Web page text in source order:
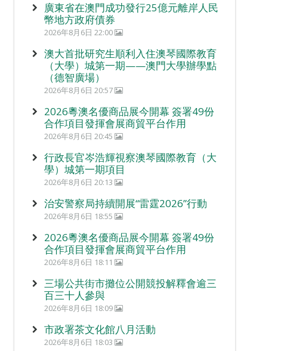
廣東省在澳門成功發行25億元離岸人民
幣地方政府債券
2026年8月6日 22:00
澳大首批研究生順利入住澳琴國際教育
（大學）城第一期——澳門大學辦學點
（德智廣場）
2026年8月6日 20:57
2026粵澳名優商品展今開幕 簽署49份
合作項目發揮會展商貿平台作用
2026年8月6日 20:45
行政長官岑浩輝視察澳琴國際教育（大
學）城第一期項目
2026年8月6日 20:13
治安警察局持續開展“雷霆2026”行動
2026年8月6日 18:55
2026粵澳名優商品展今開幕 簽署49份
合作項目發揮會展商貿平台作用
2026年8月6日 18:11
三場公共街市攤位公開競投解釋會逾三
百三十人參與
2026年8月6日 18:09
市政署茶文化館八月活動
2026年8月6日 18:03